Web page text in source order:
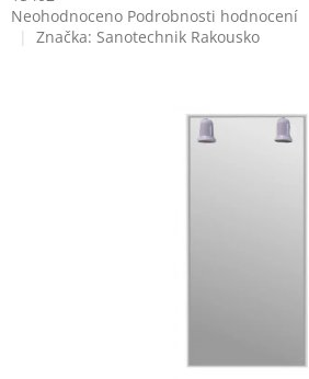
Průměrné
hodnocení
Neohodnoceno Podrobnosti hodnocení
Značka: Sanotechnik Rakousko